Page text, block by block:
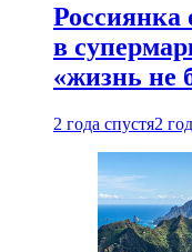
Россиянка
в
«жизнь не
2 года спустя2